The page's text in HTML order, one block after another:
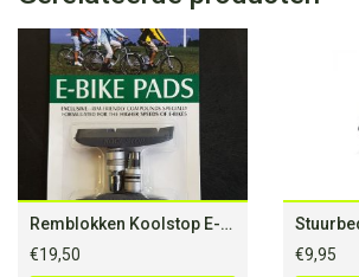
Remblokken Koolstop E-bike
€19,50
€9,95